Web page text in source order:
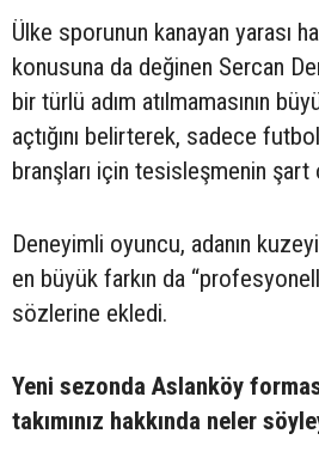
Ülke sporunun kanayan yarası
konusuna da değinen Sercan
bir türlü adım atılmamasının
açtığını belirterek, sadece
branşları için tesisleşmenin şart
Deneyimli oyuncu, adanın
en büyük farkın da
sözlerine ekledi.
Yeni sezonda Aslanköy
takımınız hakkında neler